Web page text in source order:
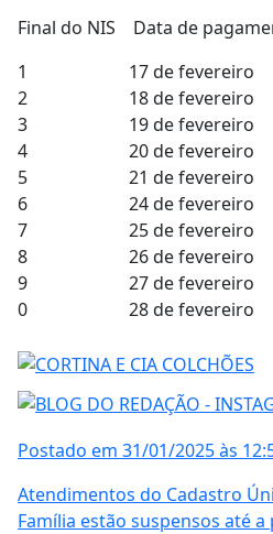
Final do NIS Data de
1 17 de fevereiro
2 18 de fevereiro
3 19 de fevereiro
4 20 de fevereiro
5 21 de fevereiro
6 24 de fevereiro
7 25 de fevereiro
8 26 de fevereiro
9 27 de fevereiro
0 28 de fevereiro
Postado em 31/01/2025 às
Atendimentos do Cadastro
Família estão suspensos até